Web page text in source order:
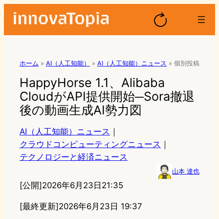
ホーム » AI（人工知能） » AI（人工知能）ニュース » 個別投稿
HappyHorse 1.1、Alibaba
CloudがAPI提供開始─Sora撤退
後の動画生成AI勢力図
AI（人工知能）ニュース ｜
クラウドコンピューティングニュース ｜
テクノロジーと経済ニュース
山本 達也
[公開]2026年6月23日21:35
[最終更新]2026年6月23日 19:37